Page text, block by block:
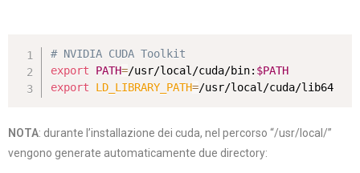
# NVIDIA CUDA Toolkit
export
PATH=/usr/local/cuda/bin: $PATH
export
LD_LIBRARY_PATH=/usr/local/cuda/lib64
NOTA: durante l’installazione dei cuda, nel percorso “/usr/local/”
vengono generate automaticamente due directory: